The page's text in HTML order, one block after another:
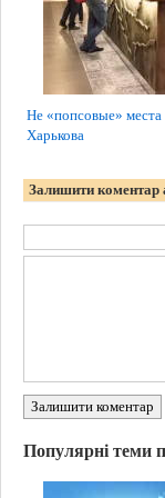
Не «попсовые» места
Харькова
Залишити коментар
Залишити коментар
Популярні теми